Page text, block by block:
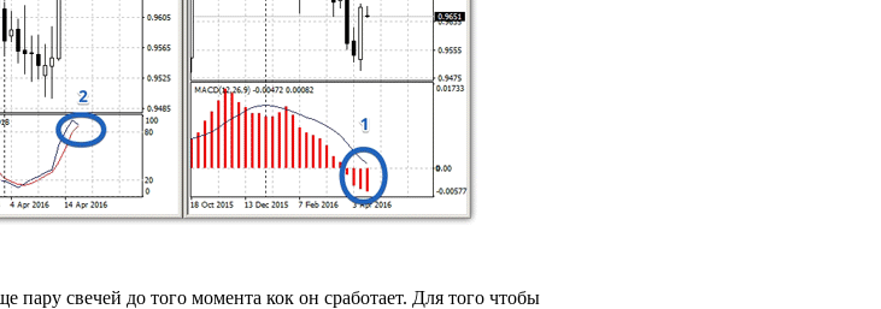
пару свечей до того момента кок он сработает. Для того чтобы